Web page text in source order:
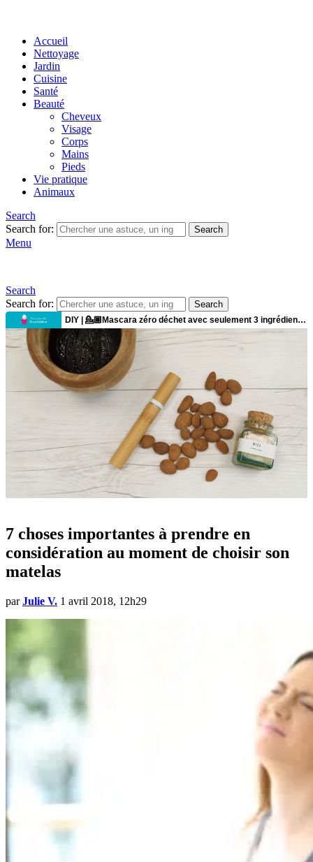
Accueil
Nettoyage
Jardin
Cuisine
Santé
Beauté
Cheveux
Visage
Corps
Mains
Pieds
Vie pratique
Animaux
Search
Search for:
Search
Menu
Search
Search for:
Search
7 choses importantes à prendre en
considération au moment de choisir son
matelas
par Julie V. 1 avril 2018, 12h29